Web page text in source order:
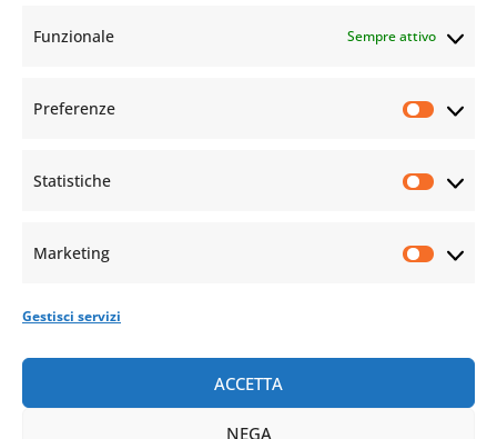
Funzionale Sempre attivo
Preferenze
Statistiche
Marketing
Gestisci servizi
ACCETTA
NEGA